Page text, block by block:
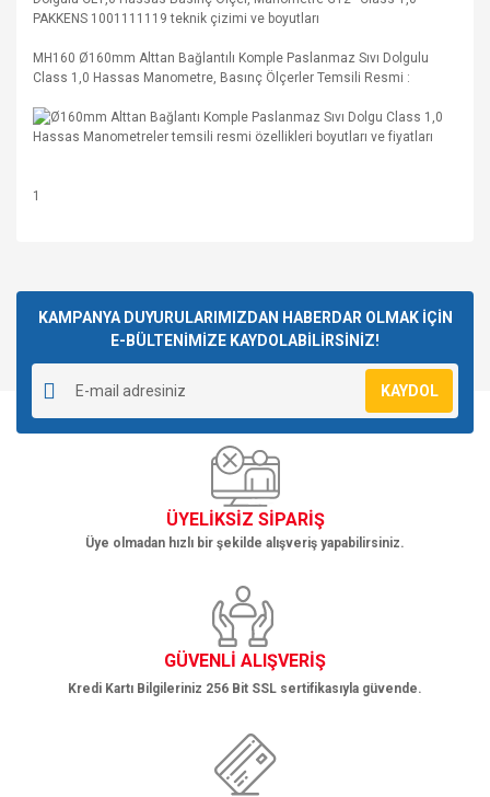
MH160 Ø160mm Alttan Bağlantılı Komple Paslanmaz Sıvı Dolgulu
Class 1,0 Hassas Manometre, Basınç Ölçerler Temsili Resmi :
1
Yorum Yaz
kullanarak tarafımıza iletebilirsiniz.
Görüş ve önerileriniz için teşekkür ederiz.
Ürün resmi kalitesiz, bozuk veya görüntülenemiyor.
Ürün açıklamasında eksik bilgiler bulunuyor.
Ürün bilgilerinde hatalar bulunuyor.
Ürün fiyatı diğer sitelerden daha pahalı.
Bu ürüne benzer farklı alternatifler olmalı.
Gönder
KAMPANYA DUYURULARIMIZDAN HABERDAR OLMAK İÇİN
E-BÜLTENİMİZE KAYDOLABİLİRSİNİZ!
KAYDOL
ÜYELİKSİZ SİPARİŞ
Üye olmadan hızlı bir şekilde alışveriş yapabilirsiniz.
GÜVENLİ ALIŞVERİŞ
Kredi Kartı Bilgileriniz 256 Bit SSL sertifikasıyla güvende.